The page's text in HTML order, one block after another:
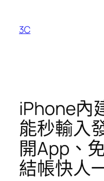
3C
iPhone內
能秒輸入
開App、
結帳快人